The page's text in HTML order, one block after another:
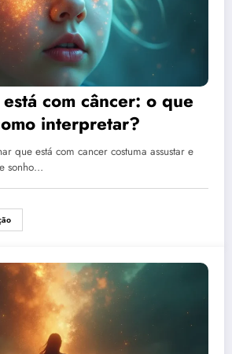
com câncer: o que
interpretar?
que está com cancer costuma assustar e
sonho…